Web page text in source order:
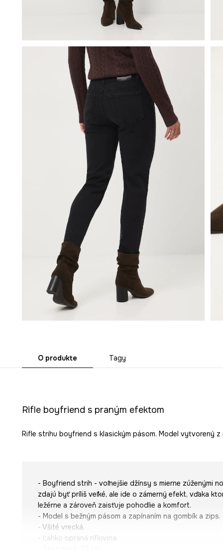
O produkte Tagy
Rifle boyfriend s praným efektom
Rifle strihu boyfriend s klasickým pásom. Model vytvorený z
- Boyfriend strih - voľnejšie džínsy s mierne zúženými
zdajú byť príliš veľké, ale ide o zámerný efekt, vďaka
ležérne a zároveň zaisťuje pohodlie a komfort.
- Model s bežným pásom a zapínaním na gombík a zips.
- Všité vrecká.
- Ľahko opraná riflovina.